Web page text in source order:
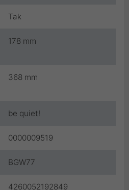
Tak
178 mm
368 mm
be quiet!
0000009519
BGW77
4260052192849